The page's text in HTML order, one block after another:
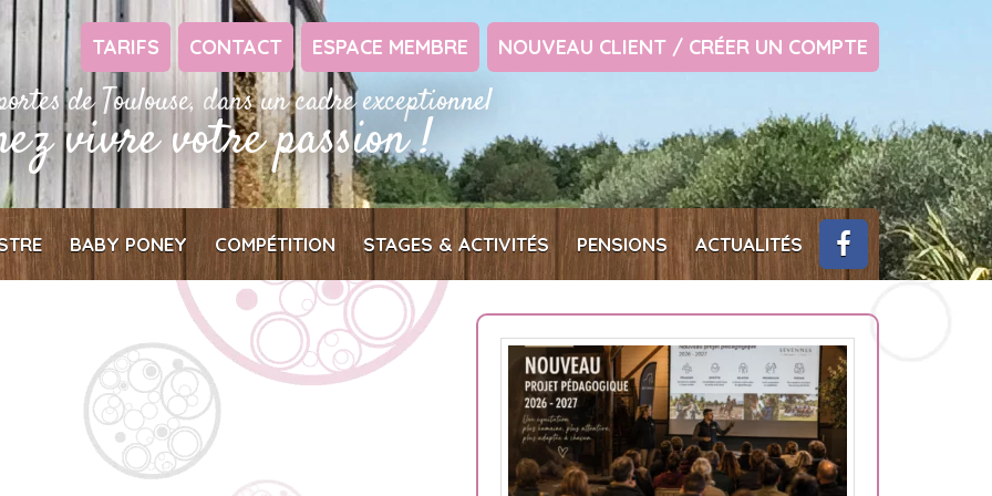
de Toulouse, dans un cadre exceptionnel
vivre votre passion !
TARIFS CONTACT ESPACE MEMBRE NOUVEAU CLIENT / CRÉER UN COMPTE
BABY PONEY COMPÉTITION STAGES & ACTIVITÉS PENSIONS ACTUALITÉS